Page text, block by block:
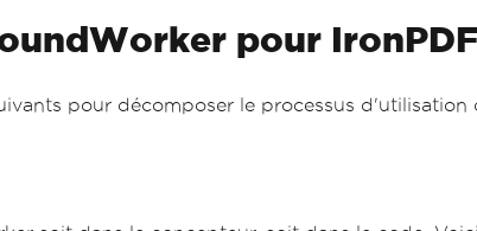
pour IronPDF
pour décomposer le processus